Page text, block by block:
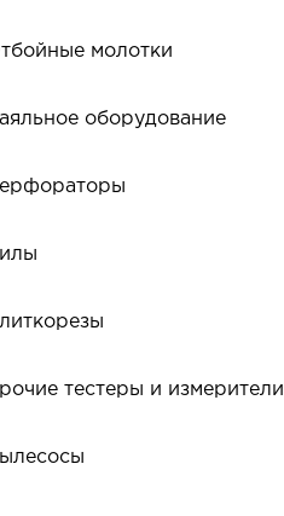
молотки
оборудование
тестеры и измерители